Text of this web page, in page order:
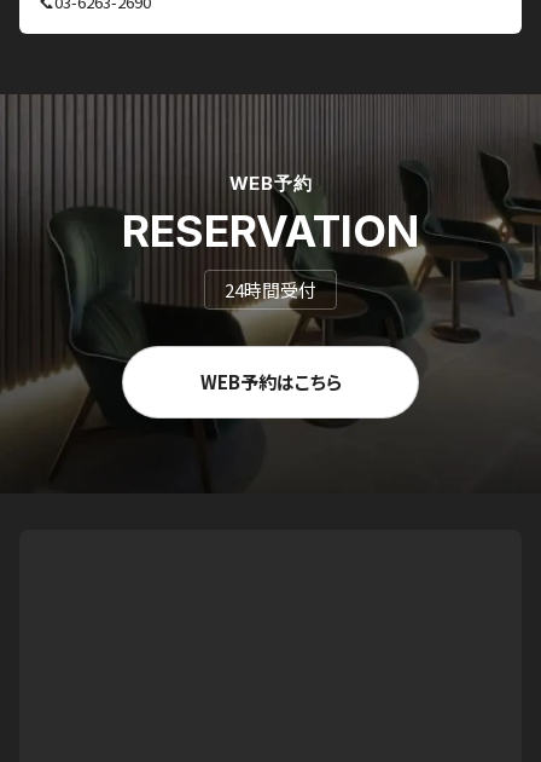
WEB予約
RESERVATION
24時間受付
WEB予約はこちら